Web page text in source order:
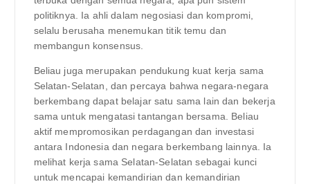
politiknya. Ia ahli dalam negosiasi dan kompromi,
selalu berusaha menemukan titik temu dan
membangun konsensus.
Beliau juga merupakan pendukung kuat kerja sama
Selatan-Selatan, dan percaya bahwa negara-negara
berkembang dapat belajar satu sama lain dan bekerja
sama untuk mengatasi tantangan bersama. Beliau
aktif mempromosikan perdagangan dan investasi
antara Indonesia dan negara berkembang lainnya. Ia
melihat kerja sama Selatan-Selatan sebagai kunci
untuk mencapai kemandirian dan kemandirian